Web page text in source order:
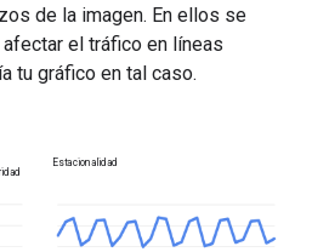
de la imagen. En ellos se
el tráfico en líneas
tu gráfico en tal caso.
Estacionalidad